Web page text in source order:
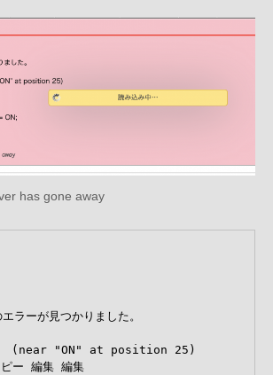
has gone away
ラーが見つかりました。
。 (near "ON" at position 25)
ー 編集 編集